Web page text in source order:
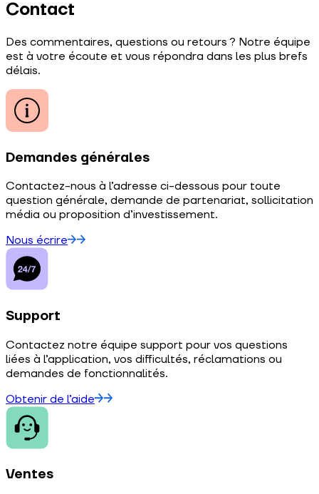
Contact
Des commentaires, questions ou retours ? Notre équipe
est à votre écoute et vous répondra dans les plus brefs
délais.
Demandes générales
Contactez-nous à l’adresse ci-dessous pour toute
question générale, demande de partenariat, sollicitation
média ou proposition d’investissement.
Nous écrire
Support
Contactez notre équipe support pour vos questions
liées à l’application, vos difficultés, réclamations ou
demandes de fonctionnalités.
Obtenir de l’aide
Ventes